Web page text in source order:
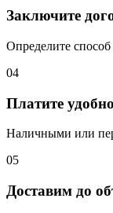
Заключите
Определите способ
04
Платите удобно
Наличными или
05
Доставим до